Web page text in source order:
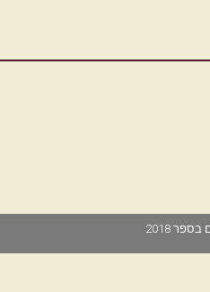
2018